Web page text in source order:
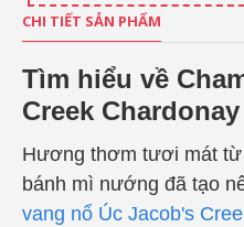
CHI TIẾT SẢN PHẨM
Tìm hiểu về
Creek
Hương thơm tươi mát
bánh mì nướng đã tạo
vang nổ Úc Jacob's